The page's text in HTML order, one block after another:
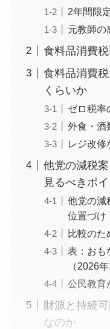
2年間限
元教師の
食料品消費
食料品消費
くらいか
ゼロ税率
外食・酒
レジ改修
他党の減税
見るべきポイ
他党の減
位置づけ
比較のた
表：おも
（2026
公民教育
財源と持続
なのか